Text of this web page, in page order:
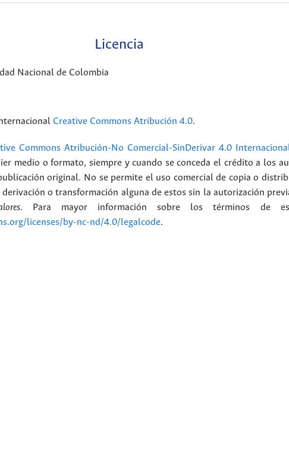
Licencia
Nacional de Colombia
Creative Commons Atribución 4.0.
Commons Atribución-No Comercial-SinDerivar 4.0
medio o formato, siempre y cuando se conceda el crédito a los
original. No se permite el uso comercial de copia o
o transformación alguna de estos sin la autorización
. Para mayor información sobre los términos de
licenses/by-nc-nd/4.0/legalcode.